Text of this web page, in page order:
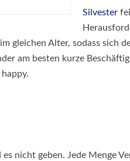
Silvester
gleichen Alter, sodass sich
am besten kurze
nicht geben. Jede Menge